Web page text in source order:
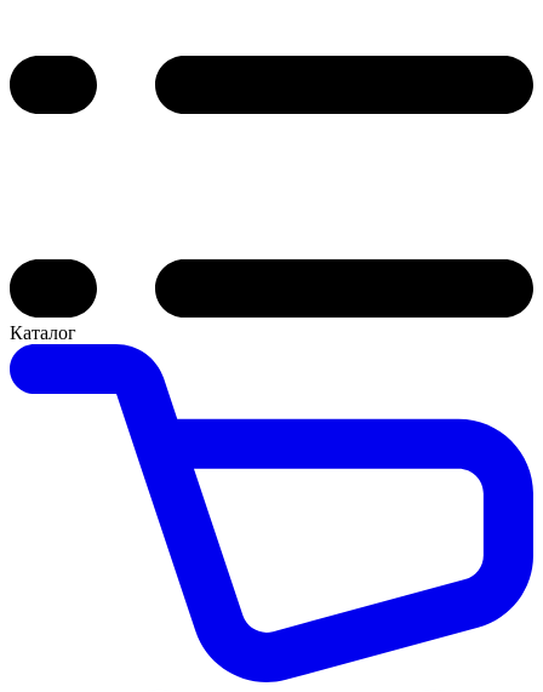
Каталог